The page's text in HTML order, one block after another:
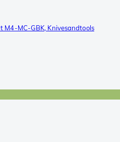
M4-MC-GBK, Knivesandtools